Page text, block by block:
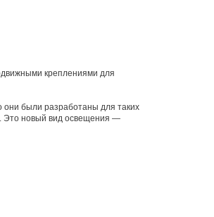
креплениями для
они были разработаны для таких
Это новый вид освещения —